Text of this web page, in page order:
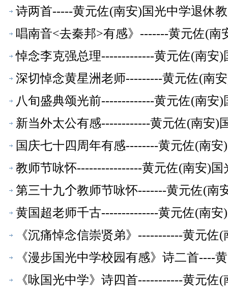
诗两首-----黄元佐(南安)国光中学退休
萃】
唱南音<去秦邦>有感》-------黄元佐(
悼念李克强总理-------------黄元佐(南安
深切悼念黄星洲老师---------黄元佐(南
八旬盛典颂光前-------------黄元佐(南安
新当外太公有感------------黄元佐(南安)
国庆七十四周年有感--------黄元佐(南
教师节咏怀----------------黄元佐(南安)
第三十九𠆤教师节咏怀-------黄元佐(南
黄国超老师千古--------------黄元佐(南
《沉痛悼念信崇贤弟》-----------黄元
《漫步国光中学校园有感》诗二首----
《咏国光中学》诗四首-----------黄元